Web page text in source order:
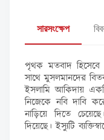
সারসংক্ষেপ
পৃথক মতবাদ হিসেবে
সাথে মুসলমানদের
ইসলামি আকিদায়
নিজেকে নবি দাবি
নাড়িয়ে দিতে
দিয়েছে। ইস্যুটি